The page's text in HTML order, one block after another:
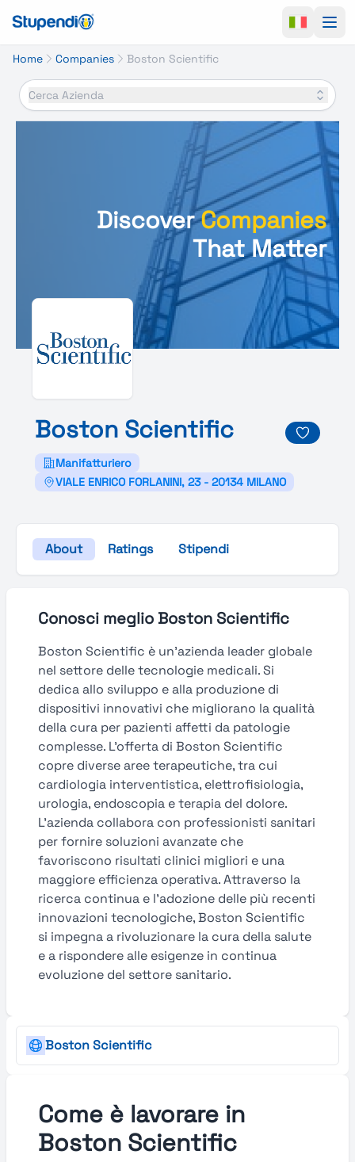
Home Companies Boston Scientific
Cerca Azienda
DiscoverCompanies
That Matter
Boston Scientific
Manifatturiero
VIALE ENRICO FORLANINI, 23 - 20134 MILANO
About Ratings Stipendi
Conosci meglio Boston Scientific
Boston Scientific è un’azienda leader globale
nel settore delle tecnologie medicali. Si
dedica allo sviluppo e alla produzione di
dispositivi innovativi che migliorano la qualità
della cura per pazienti affetti da patologie
complesse. L’offerta di Boston Scientific
copre diverse aree terapeutiche, tra cui
cardiologia interventistica, elettrofisiologia,
urologia, endoscopia e terapia del dolore.
L’azienda collabora con professionisti sanitari
per fornire soluzioni avanzate che
favoriscono risultati clinici migliori e una
maggiore efficienza operativa. Attraverso la
ricerca continua e l’adozione delle più recenti
innovazioni tecnologiche, Boston Scientific
si impegna a rivoluzionare la cura della salute
e a rispondere alle esigenze in continua
evoluzione del settore sanitario.
Boston Scientific
Come è lavorare in
Boston Scientific